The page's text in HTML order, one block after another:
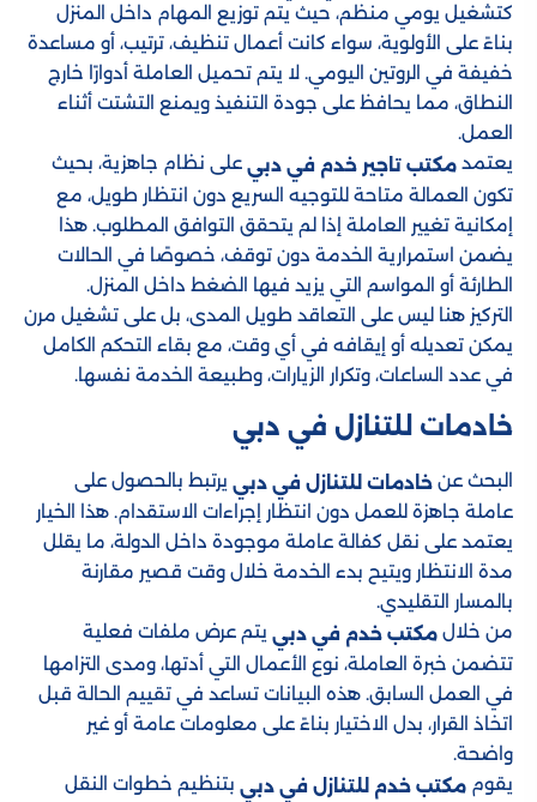
كتشغيل يومي منظم، حيث يتم توزيع المهام داخل المنزل
بناءً على الأولوية، سواء كانت أعمال تنظيف، ترتيب، أو مساعدة
خفيفة في الروتين اليومي. لا يتم تحميل العاملة أدوارًا خارج
النطاق، مما يحافظ على جودة التنفيذ ويمنع التشتت أثناء
العمل.
يعتمد مكتب تاجير خدم في دبي على نظام جاهزية، بحيث
تكون العمالة متاحة للتوجيه السريع دون انتظار طويل، مع
إمكانية تغيير العاملة إذا لم يتحقق التوافق المطلوب. هذا
يضمن استمرارية الخدمة دون توقف، خصوصًا في الحالات
الطارئة أو المواسم التي يزيد فيها الضغط داخل المنزل.
التركيز هنا ليس على التعاقد طويل المدى، بل على تشغيل مرن
يمكن تعديله أو إيقافه في أي وقت، مع بقاء التحكم الكامل
في عدد الساعات، وتكرار الزيارات، وطبيعة الخدمة نفسها.
خادمات للتنازل​ في دبي
البحث عن خادمات للتنازل في دبي يرتبط بالحصول على
عاملة جاهزة للعمل دون انتظار إجراءات الاستقدام. هذا الخيار
يعتمد على نقل كفالة عاملة موجودة داخل الدولة، ما يقلل
مدة الانتظار ويتيح بدء الخدمة خلال وقت قصير مقارنة
بالمسار التقليدي.
من خلال مكتب خدم في دبي يتم عرض ملفات فعلية
تتضمن خبرة العاملة، نوع الأعمال التي أدتها، ومدى التزامها
في العمل السابق. هذه البيانات تساعد في تقييم الحالة قبل
اتخاذ القرار، بدل الاختيار بناءً على معلومات عامة أو غير
واضحة.
يقوم مكتب خدم للتنازل في دبي بتنظيم خطوات النقل